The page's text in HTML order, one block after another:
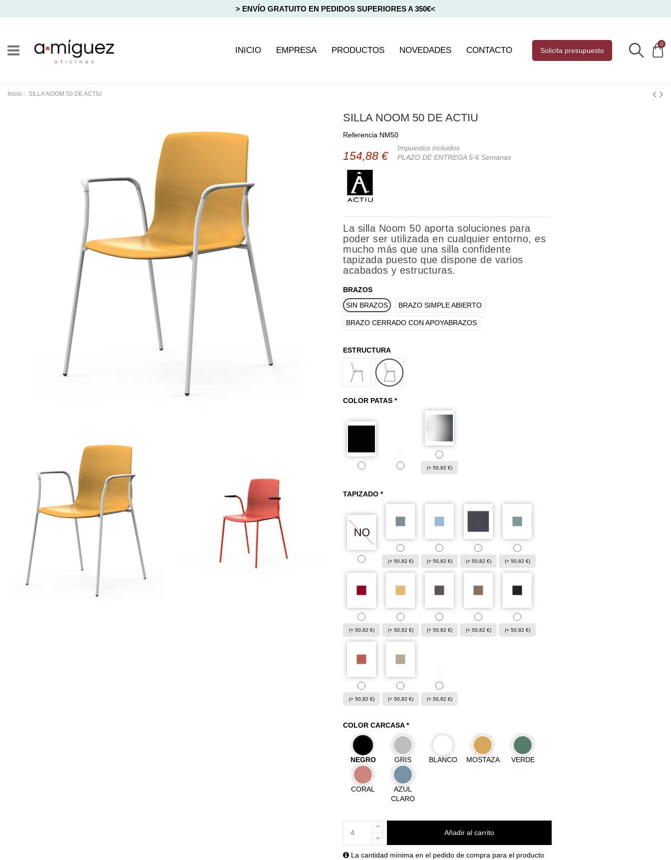
> ENVÍO GRATUITO EN PEDIDOS SUPERIORES A 350€<
INICIO EMPRESA PRODUCTOS NOVEDADES CONTACTO solicita presupuesto
0
Inicio SILLA NOOM 50 DE ACTIU
SILLA NOOM 50 DE ACTIU
Referencia NM50
154,88 €
Impuestos incluidos
PLAZO DE ENTREGA 5-6 Semanas
La silla Noom 50 aporta soluciones para
poder ser utilizada en cualquier entorno, es
mucho más que una silla confidente
tapizada puesto que dispone de varios
acabados y estructuras.
BRAZOS
SIN BRAZOS
BRAZO SIMPLE ABIERTO
BRAZO CERRADO CON APOYABRAZOS
ESTRUCTURA
4 PATAS
PATÍN
COLOR PATAS *
(+ 50,82 €)
TAPIZADO *
(+ 50,82 €) (+ 50,82 €) (+ 50,82 €) (+ 50,82 €)
(+ 50,82 €) (+ 50,82 €) (+ 50,82 €) (+ 50,82 €) (+ 50,82 €)
(+ 50,82 €) (+ 50,82 €) (+ 50,82 €)
COLOR CARCASA *
NEGRO GRIS BLANCO MOSTAZA VERDE
CORAL
AZUL
CLARO
Añadir al carrito
La cantidad mínima en el pedido de compra para el producto